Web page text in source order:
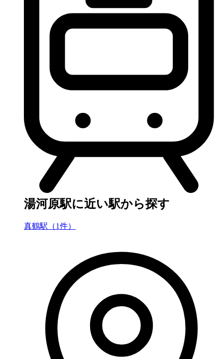
湯河原駅に近い駅から探す
真鶴駅（1件）